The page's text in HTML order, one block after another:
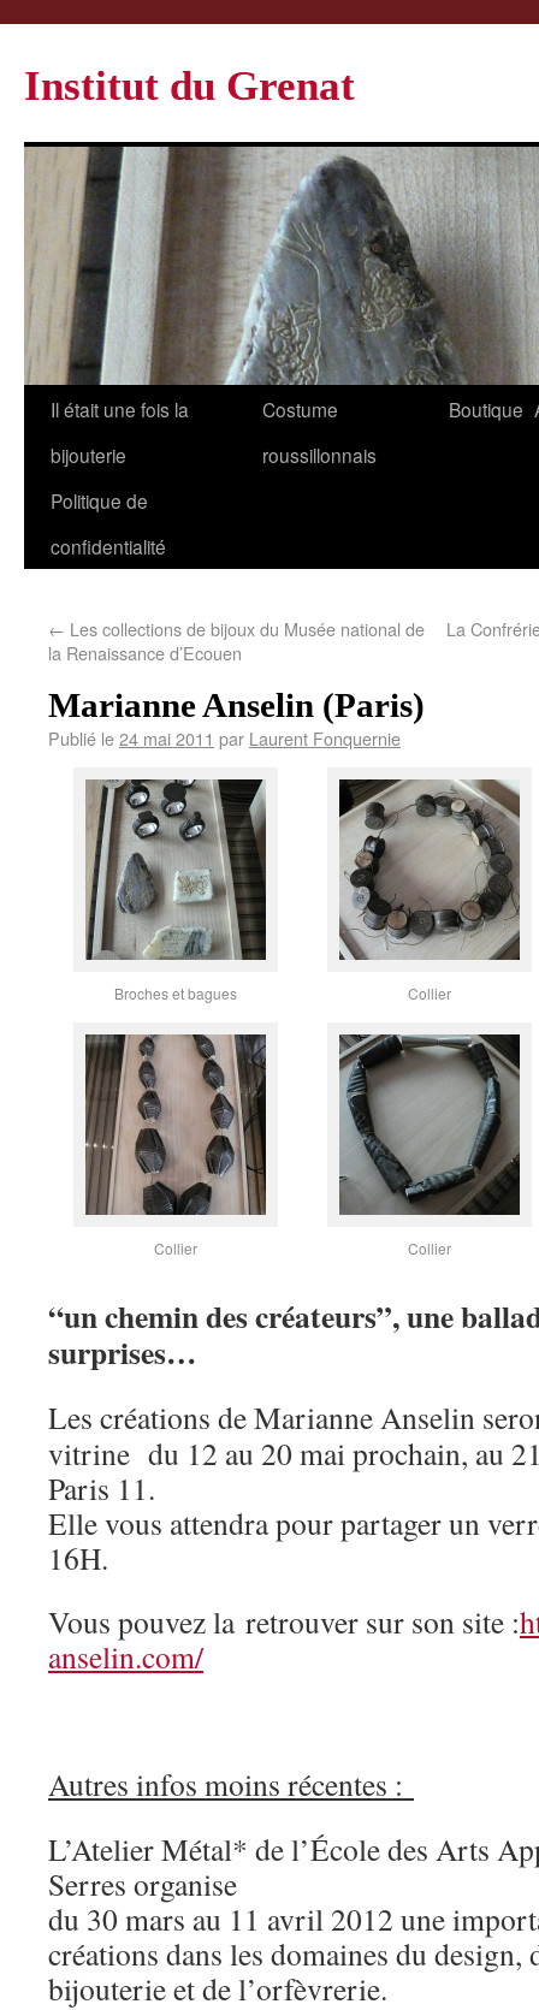
Institut du Grenat
Il était une fois la
bijouterie
Costume
roussillonnais
Boutique
Politique de
confidentialité
← Les collections de bijoux du Musée national de
la Renaissance d’Ecouen
La
Marianne Anselin (Paris)
Publié le24 mai 2011 par Laurent Fonquernie
Broches et bagues Collier
Collier Collier
“un chemin des créateurs”, une
surprises…
Les créations de Marianne Anselin
vitrine du 12 au 20 mai prochain, au
Paris 11.
Elle vous attendra pour partager un
16H.
Vous pouvez la retrouver sur son site :
anselin.com/
Autres infos moins récentes :
L’Atelier Métal* de l’École des Arts
Serres organise
du 30 mars au 11 avril 2012 une
créations dans les domaines du design,
bijouterie et de l’orfèvrerie.